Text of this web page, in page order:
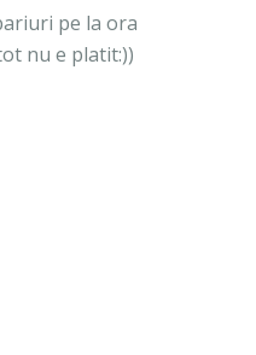
pe la ora
nu e platit:))